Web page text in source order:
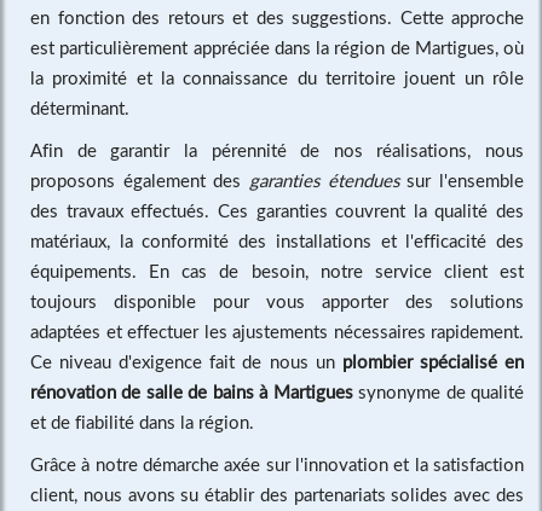
en fonction des retours et des suggestions. Cette approche
est particulièrement appréciée dans la région de Martigues, où
la proximité et la connaissance du territoire jouent un rôle
déterminant.
Afin de garantir la pérennité de nos réalisations, nous
proposons également des garanties étenduessur l'ensemble
des travaux effectués. Ces garanties couvrent la qualité des
matériaux, la conformité des installations et l'efficacité des
équipements. En cas de besoin, notre service client est
toujours disponible pour vous apporter des solutions
adaptées et effectuer les ajustements nécessaires rapidement.
Ce niveau d'exigence fait de nous un plombier spécialisé en
rénovation de salle de bains à Martiguessynonyme de qualité
et de fiabilité dans la région.
Grâce à notre démarche axée sur l'innovation et la satisfaction
client, nous avons su établir des partenariats solides avec des